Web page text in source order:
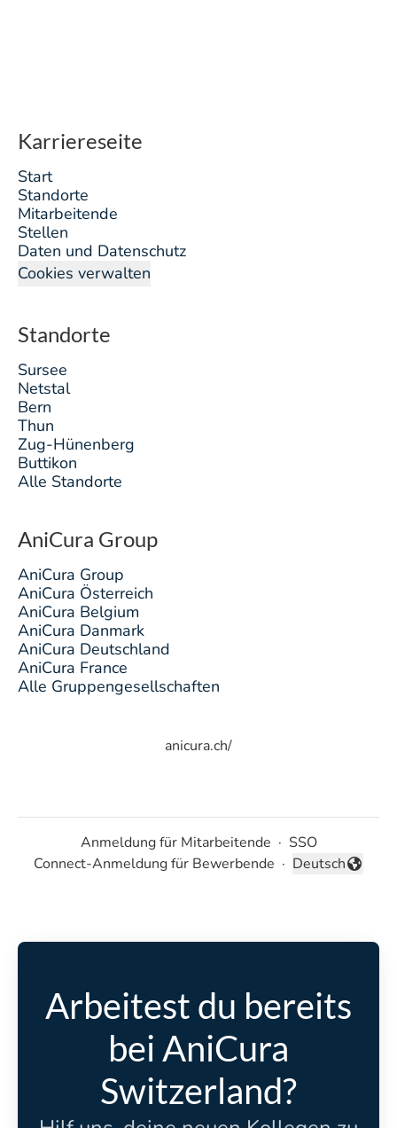
Karriereseite
Start
Standorte
Mitarbeitende
Stellen
Daten und Datenschutz
Cookies verwalten
Standorte
Sursee
Netstal
Bern
Thun
Zug-Hünenberg
Buttikon
Alle Standorte
AniCura Group
AniCura Group
AniCura Österreich
AniCura Belgium
AniCura Danmark
AniCura Deutschland
AniCura France
Alle Gruppengesellschaften
anicura.ch/
Anmeldung für Mitarbeitende · SSO
Connect-Anmeldung für Bewerbende · Sprache ändern
Deutsch
Arbeitest du bereits
bei AniCura
Switzerland?